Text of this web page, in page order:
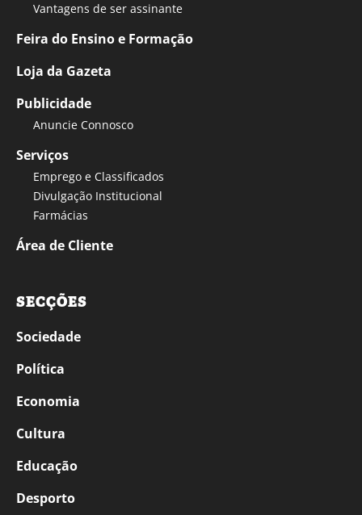
Vantagens de ser assinante
Feira do Ensino e Formação
Loja da Gazeta
Publicidade
Anuncie Connosco
Serviços
Emprego e Classificados
Divulgação Institucional
Farmácias
Área de Cliente
SECÇÕES
Sociedade
Política
Economia
Cultura
Educação
Desporto